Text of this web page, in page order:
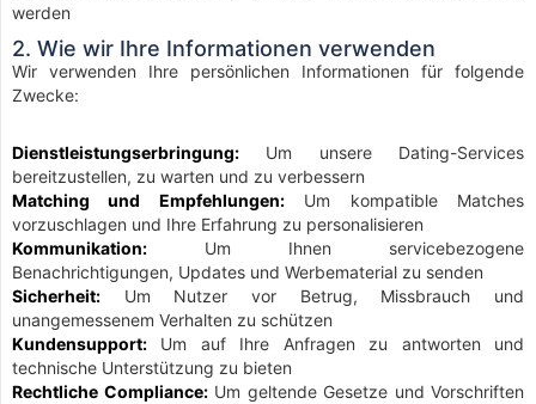
werden
2. Wie wir Ihre Informationen verwenden
Wir verwenden Ihre persönlichen Informationen für folgende
Zwecke:
Dienstleistungserbringung: Um unsere Dating-Services
bereitzustellen, zu warten und zu verbessern
Matching und Empfehlungen:Um kompatible Matches
vorzuschlagen und Ihre Erfahrung zu personalisieren
Kommunikation: Um Ihnen servicebezogene
Benachrichtigungen, Updates und Werbematerial zu senden
Sicherheit: Um Nutzer vor Betrug, Missbrauch und
unangemessenem Verhalten zu schützen
Kundensupport: Um auf Ihre Anfragen zu antworten und
technische Unterstützung zu bieten
Rechtliche Compliance:Um geltende Gesetze und Vorschriften